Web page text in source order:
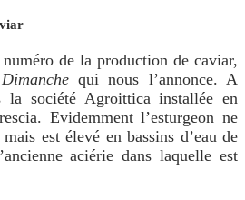
de la production de caviar,
qui nous l’annonce. A
la société Agroittica installée en
Evidemment l’esturgeon ne
est élevé en bassins d’eau de
aciérie dans laquelle est